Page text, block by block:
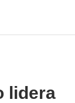
lidera